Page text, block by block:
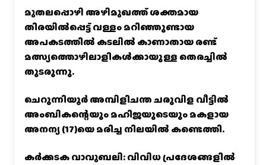
മുതലപ്പൊഴി അഴിമുഖത്ത് ശക്തമായ
തിരയിൽപ്പെട്ട് വള്ളം മറിഞ്ഞുണ്ടായ
അപകടത്തിൽ കടലിൽ കാണാതായ രണ്ട്
മത്സ്യത്തൊഴിലാളികൾക്കായുള്ള തെരച്ചിൽ
തുടരുന്നു.
ചെറുന്നിയൂർ അമ്പിളിചന്ത ചരുവിള വീട്ടിൽ
അംബികന്റെയും മഹിജയുടെയും മകളായ
അനന്യ (17)യെ മരിച്ച നിലയിൽ കണ്ടെത്തി.
കര്‍ക്കടക വാവുബലി: വിവിധ പ്രദേശങ്ങളില്‍